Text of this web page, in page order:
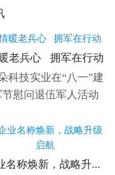
老兵心 拥军在行动
科技实业在“八一”建
节慰问退伍军人活动
南省昆明市，7月31日】
烈庆祝中国人民解放军
企业名称焕新，战略升级启航